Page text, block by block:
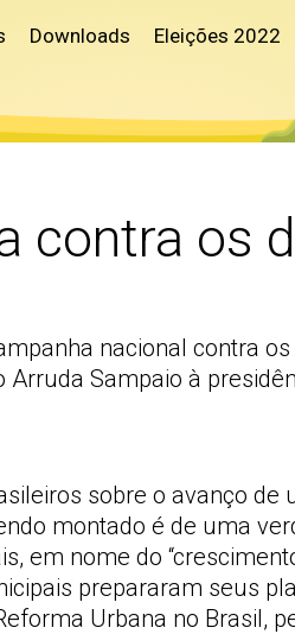
Downloads Eleições 2022
contra os
nacional contra
Sampaio à
sobre o avanço de
montado é de uma
em nome do
prepararam seus
Urbana no Brasil,